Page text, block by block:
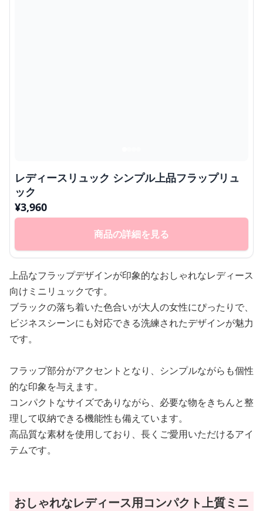
レディースリュック シンプル上品フラップリュ
ック
¥3,960
商品の詳細を見る
上品なフラップデザインが印象的なおしゃれなレディース
向けミニリュックです。
ブラックの落ち着いた色合いが大人の女性にぴったりで、
ビジネスシーンにも対応できる洗練されたデザインが魅力
です。
フラップ部分がアクセントとなり、シンプルながらも個性
的な印象を与えます。
コンパクトなサイズでありながら、必要な物をきちんと整
理して収納できる機能性も備えています。
高品質な素材を使用しており、長くご愛用いただけるアイ
テムです。
おしゃれなレディース用コンパクト上質ミニ